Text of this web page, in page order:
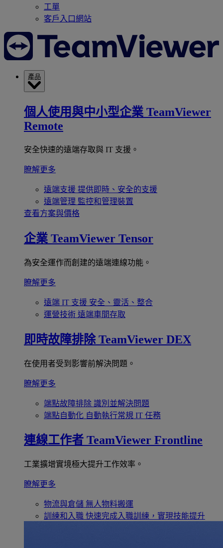
工單
客戶入口網站
產品
個人使用與中小型企業 TeamViewer
Remote
安全快速的遠端存取與 IT 支援。
瞭解更多
遠端支援 提供即時、安全的支援
遠端管理 監控和管理裝置
查看方案與價格
企業 TeamViewer Tensor
為安全運作而創建的遠端連線功能。
瞭解更多
遠端 IT 支援 安全、靈活、整合
運營技術 遠端車間存取
即時故障排除 TeamViewer DEX
在使用者受到影響前解決問題。
瞭解更多
端點故障排除 識別並解決問題
端點自動化 自動執行常規 IT 任務
連線工作者 TeamViewer Frontline
工業擴增實境極大提升工作效率。
瞭解更多
物流與倉儲 無人物料搬運
訓練和入職 快速完成入職訓練，實現技能提升